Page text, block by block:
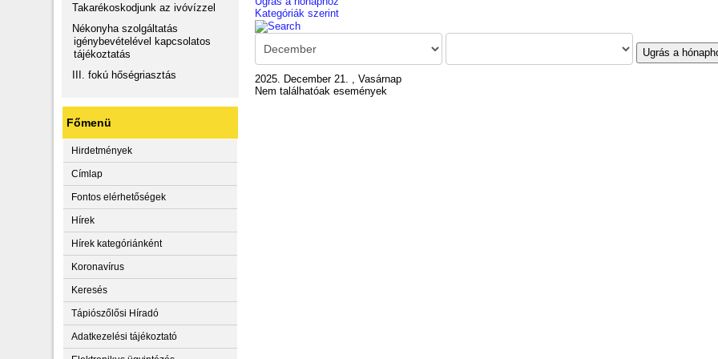
Takarékoskodjunk az ivóvízzel
Nékonyha szolgáltatás
igénybevételével kapcsolatos
tájékoztatás
III. fokú hőségriasztás
Főmenü
Hirdetmények
Címlap
Fontos elérhetőségek
Hírek
Hírek kategóriánként
Koronavírus
Keresés
Tápiószőlősi Híradó
Adatkezelési tájékoztató
Kategóriák szerint
Ugrás a
2025. December 21. , Vasárnap
Nem találhatóak események